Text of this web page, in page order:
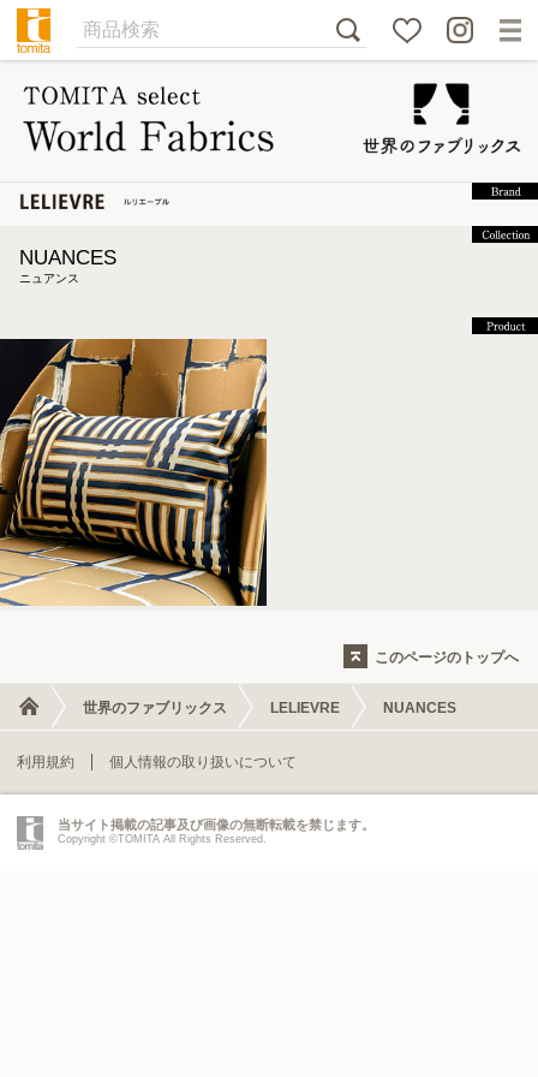
NUANCES
ニュアンス
このページのトップへ
世界のファブリックス LELIEVRE NUANCES
利用規約 個人情報の取り扱いについて
当サイト掲載の記事及び画像の無断転載を禁じます。
Copyright ©TOMITA All Rights Reserved.